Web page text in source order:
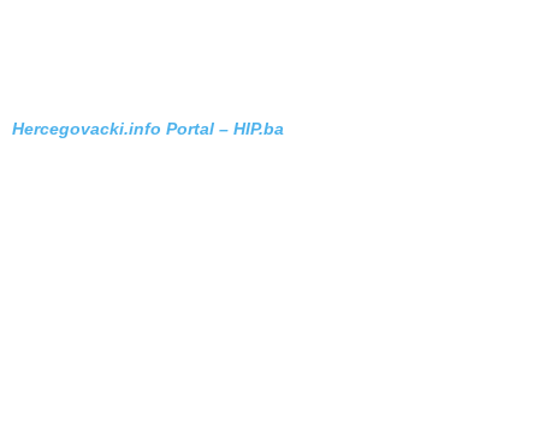
Hercegovacki.info Portal – HIP.ba